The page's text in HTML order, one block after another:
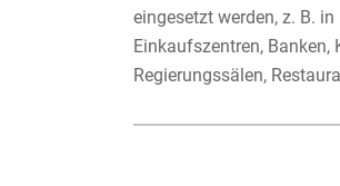
eingesetzt werden, z. B.
Einkaufszentren, Banken,
Regierungssälen,